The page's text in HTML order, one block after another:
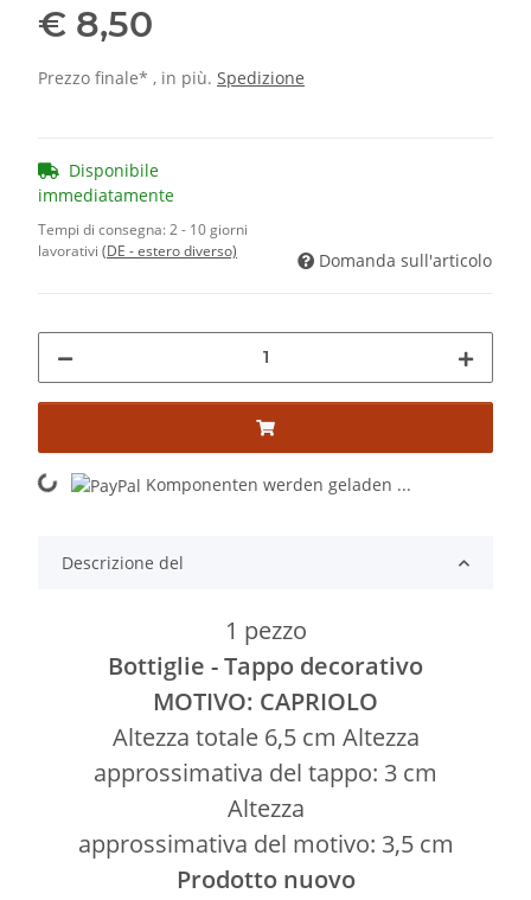
€ 8,50
Prezzo finale* , in più. Spedizione
Disponibile
immediatamente
Tempi di consegna:2 - 10 giorni
lavorativi (DE - estero diverso) Domanda sull'articolo
Loading... Komponenten werden geladen ...
Descrizione del
1 pezzo
Bottiglie - Tappo decorativo
MOTIVO: CAPRIOLO
Altezza totale 6,5 cm Altezza
approssimativa del tappo: 3 cm
Altezza
approssimativa del motivo: 3,5 cm
Prodotto nuovo